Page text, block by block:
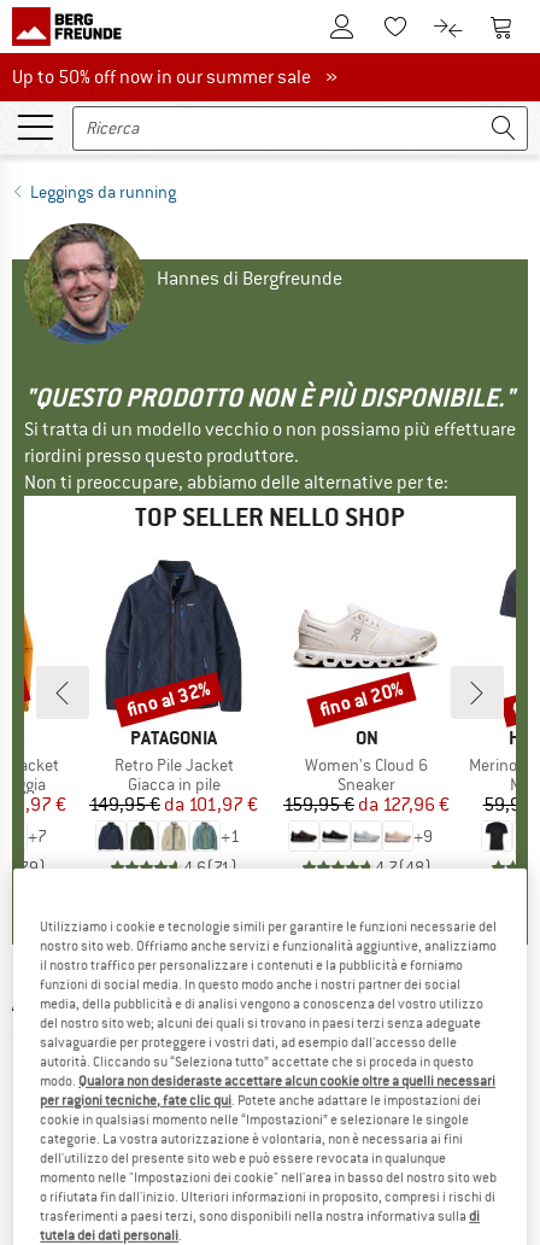
Al conto clienteAlla lista
Al Al
Up to 50% off now in our summer sale
Up to 50% off now in our summer sale »
Leggings da running
Hannes di Bergfreunde
"QUESTO PRODOTTO NON È PIÙ DISPONIBILE."
Si tratta di un modello vecchio o non possiamo più effettuare
riordini presso questo produttore.
Non ti preoccupare, abbiamo delle alternative per te:
TOP SELLER NELLO SHOP
Jacket
ridotto
€
+7
(79)
MARCHIO
PATAGONIA
Articolo
Retro Pile Jacket
Gruppo di prodotti
Giacca in pile
Prezzo
149,95 € Prezzo ridotto
da 101,97 €
+1
4,6(71 )
Sconto
fino al 32%
MARCHIO
ON
Articolo
Women's Cloud 6
Gruppo di prodotti
Sneaker
Prezzo
159,95 € Prezzo ridotto
da 127,96 €
+9
4,7(48)
Sconto
fino al 20%
Articolo
MerinoMix150
59,95
ADIDAS TERREX -Women's Multi 8'' AOP Tight
Shorts - Leggings da running
(0)
Utilizziamo i cookie e tecnologie simili per garantire le funzioni necessarie del
nostro sito web. Offriamo anche servizi e funzionalità aggiuntive, analizziamo
il nostro traffico per personalizzare i contenuti e la pubblicità e forniamo
funzioni di social media. In questo modo anche i nostri partner dei social
media, della pubblicità e di analisi vengono a conoscenza del vostro utilizzo
del nostro sito web; alcuni dei quali si trovano in paesi terzi senza adeguate
salvaguardie per proteggere i vostri dati, ad esempio dall'accesso delle
autorità. Cliccando su “Seleziona tutto” accettate che si proceda in questo
modo. Qualora non desideraste accettare alcun cookie oltre a quelli necessari
per ragioni tecniche, fate clic qui . Potete anche adattare le impostazioni dei
cookie in qualsiasi momento nelle “Impostazioni” e selezionare le singole
categorie. La vostra autorizzazione è volontaria, non è necessaria ai fini
dell'utilizzo del presente sito web e può essere revocata in qualunque
momento nelle "Impostazioni dei cookie" nell'area in basso del nostro sito web
o rifiutata fin dall'inizio. Ulteriori informazioni in proposito, compresi i rischi di
trasferimenti a paesi terzi, sono disponibili nella nostra informativa sulladi
tutela dei dati personali